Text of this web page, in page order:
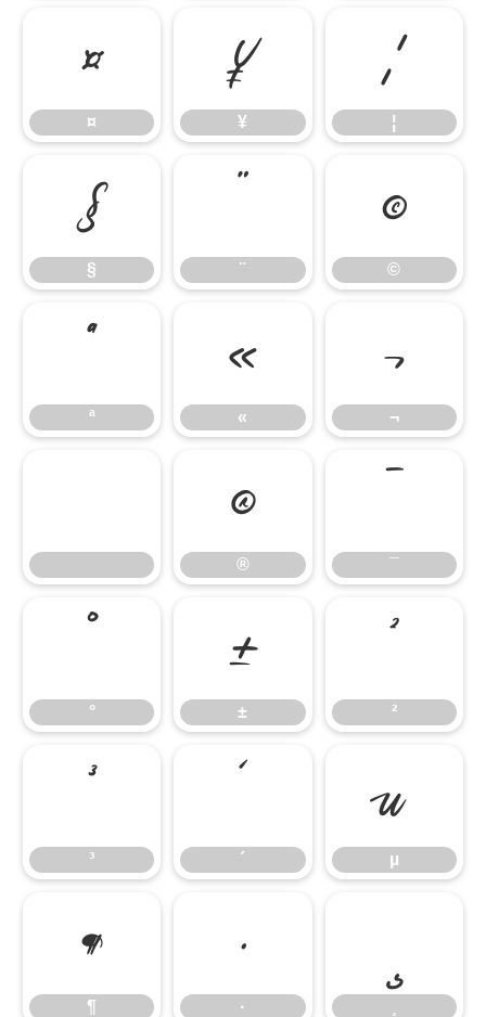
¤
¤
¥
¥
¦
¦
§
§
¨
¨
©
©
ª
ª
«
«
¬
¬
®
®
¯
¯
°
°
±
±
²
²
³
³
´
´
µ
µ
¶
¶
·
·
¸